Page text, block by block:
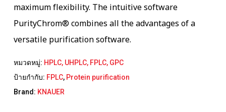
maximum flexibility. The intuitive software
PurityChrom® combines all the advantages of a
versatile purification software.
หมวดหมู่: HPLC, UHPLC, FPLC, GPC
ป้ายกำกับ: FPLC, Protein purification
Brand: KNAUER